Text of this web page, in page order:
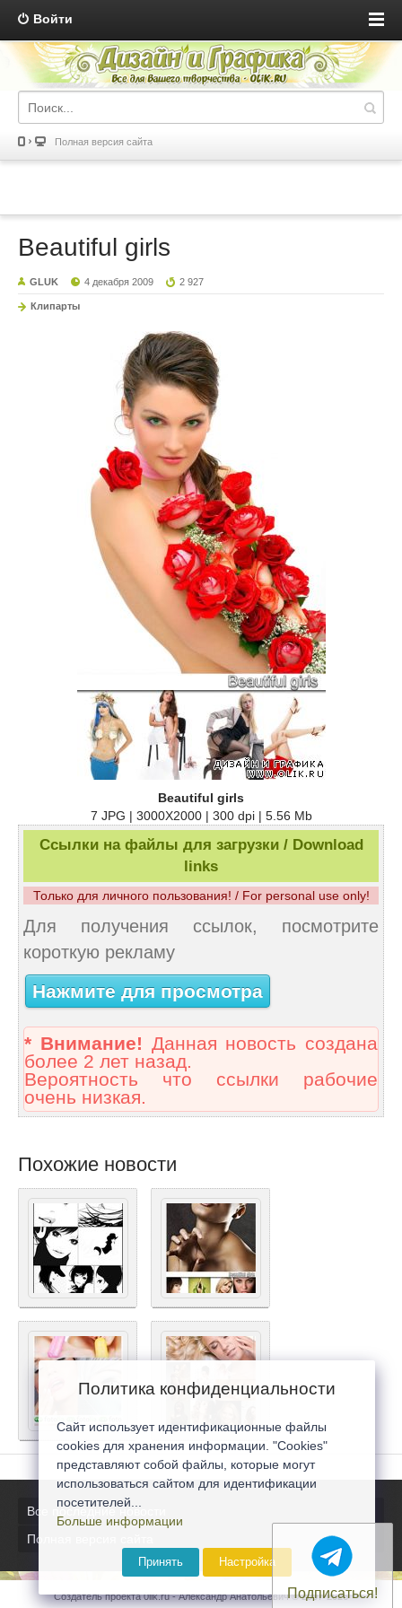
Войти
Полная версия сайта
Beautiful girls
GLUK 4 декабря 2009 2 927
Клипарты
Beautiful girls
7 JPG | 3000X2000 | 300 dpi | 5.56 Mb
Ссылки на файлы для загрузки / Download
links
Только для личного пользования! / For personal use only!
Для получения ссылок, посмотрите
короткую рекламу
Нажмите для просмотра
* Внимание! Данная новость создана
более 2 лет назад.
Вероятность что ссылки рабочие
очень низкая.
Похожие новости
Все последние новости
Полная версия сайта
Создатель проекта 0lik.ru - Александр Анатольевич © 2007-2026
Подписаться!
Политика конфиденциальности
Сайт использует идентификационные файлы
cookies для хранения информации. "Cookies"
представляют собой файлы, которые могут
использоваться сайтом для идентификации
посетителей...
Больше информации
Принять Настройка